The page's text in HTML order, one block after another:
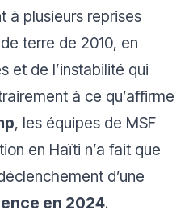
à plusieurs reprises
terre de 2010, en
et de l’instabilité qui
à ce qu’affirme
, les équipes de MSF
en Haïti n’a fait que
d’une
en 2024.